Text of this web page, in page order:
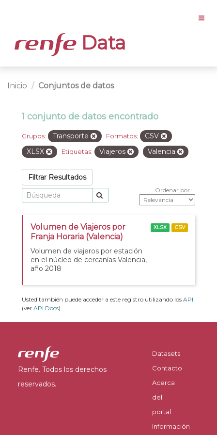
Data
Inicio Conjuntos de datos
1 conjunto de datos encontrado
Grupos: Transporte Formatos:
CSV
XLSX
Etiquetas: Viajeros Valencia
Filtrar Resultados
Ordenar por
Volumen de Viajeros por
Franja Horaria (Valencia)
Volumen de viajeros por estación
en el núcleo de cercanías Valencia,
año 2018
XLSX CSV
Usted también puede acceder a este registro utilizando los API
(ver API Docs).
Renfe. Todos los derechos
reservados.
Datasets
Contacto
Acerca
del
portal
Información